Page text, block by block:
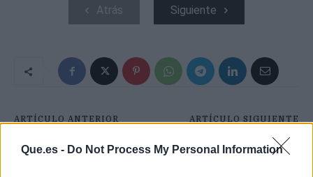
Que.es - Do Not Process My Personal Information
Atrás Siguiente
ARTÍCULO ANTERIOR
TENTACIONES: LAS
ARTÍCULO SIGUIENTE
CÓMO CALCULAR EL
FINIQUITO DE UN